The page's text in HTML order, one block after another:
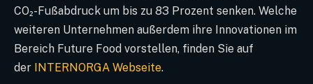
CO₂-Fußabdruck um bis zu 83 Prozent senken. Welche
weiteren Unternehmen außerdem ihre Innovationen im
Bereich Future Food vorstellen, finden Sie auf
der
INTERNORGA Webseite.